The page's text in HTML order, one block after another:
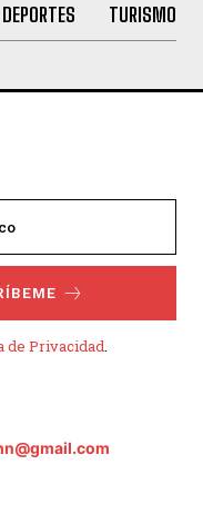
DEPORTES TURISMO
de Privacidad.